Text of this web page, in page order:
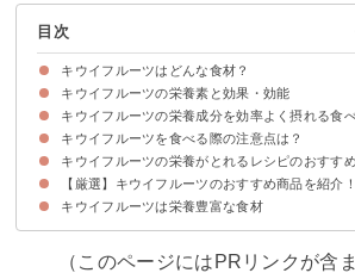
目次
キウイフルーツはどんな食材？
キウイフルーツの旬や選び方
キウイフルーツの栄養素と効果・効能
①食物繊維
②ビタミンC
③ビタミンE
④アクチニジン
⑤カリウム
⑥葉酸
⑦ポリフェノール
⑧有機酸
キウイフルーツの栄養成分を効率よく摂れる食
①完熟させる
②皮ごと食べる
③摂取したい栄養成分が多い品種を選ぶ
キウイフルーツを食べる際の注意点は？
①アレルギー反応を起こすことがある
②長時間の放置で苦み成分がでる
③ゼリーにすると固まらない
キウイフルーツの栄養がとれるレシピのおすす
①キウイのスムージー
②フローズンキウイ
③キウイジャム
④キウイソース（ローストビーフ）
⑤キウイフルーツのサラダ
⑥キウイ大福
【厳選】キウイフルーツのおすすめ商品を紹介！
フルーツガーデン関本｜紅妃
キウイフルーツは栄養豊富な食材
（このページにはPRリンクが含